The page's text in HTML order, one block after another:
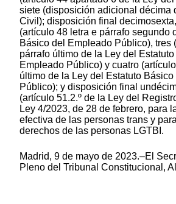
siete (disposición adicional décima
Civil); disposición final
(artículo 48 letra e párrafo segundo
Básico del Empleado Público), tres
párrafo último de la Ley del Estatuto
Empleado Público) y cuatro
último de la Ley del Estatuto
Público); y disposición final
(artículo 51.2.º de la Ley del
Ley 4/2023, de 28 de febrero, para
efectiva de las personas trans y
derechos de las personas LGTBI.
Madrid, 9 de mayo de 2023.–El
Pleno del Tribunal Constitucional,